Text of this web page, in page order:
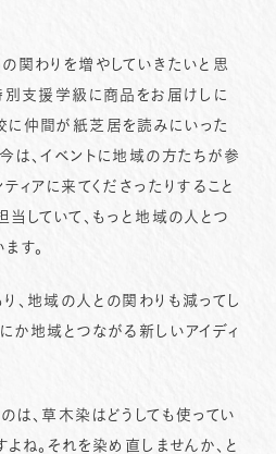
関わりを増やしていきたいと思
別支援学級に商品をお届けしに
に仲間が紙芝居を読みにいった
は、イベントに地域の方たちが参
ィアに来てくださったりすること
当していて、もっと地域の人とつ
す。
、地域の人との関わりも減ってし
か地域とつながる新しいアイディ
は、草木染はどうしても使ってい
よね。それを染め直しませんか、と